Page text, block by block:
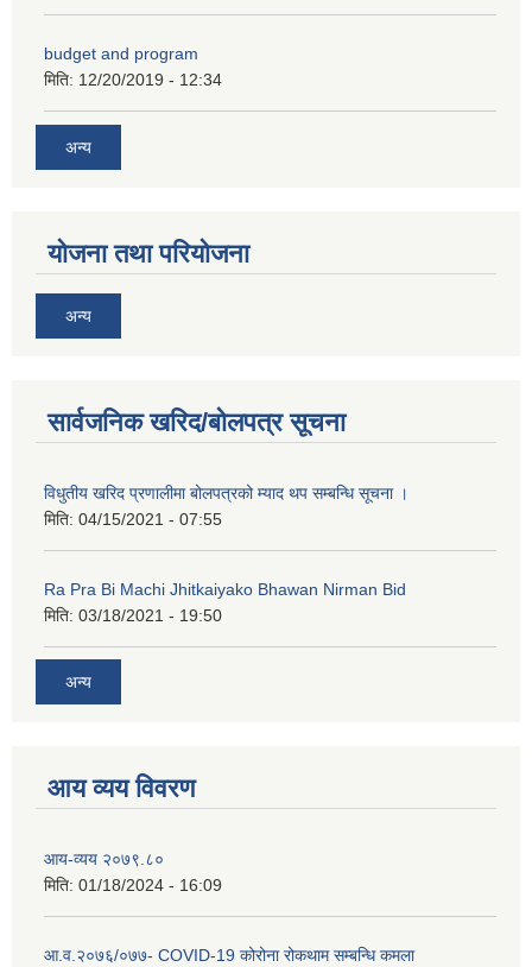
budget and program
मिति: 12/20/2019 - 12:34
अन्य
योजना तथा परियोजना
अन्य
सार्वजनिक खरिद/बोलपत्र सूचना
विधुतीय खरिद प्रणालीमा बोलपत्रको म्याद थप सम्बन्धि सूचना ।
मिति: 04/15/2021 - 07:55
Ra Pra Bi Machi Jhitkaiyako Bhawan Nirman Bid
मिति: 03/18/2021 - 19:50
अन्य
आय व्यय विवरण
आय-व्यय २०७९.८०
मिति: 01/18/2024 - 16:09
आ.व.२०७६/०७७- COVID-19 कोरोना रोकथाम सम्बन्धि कमला